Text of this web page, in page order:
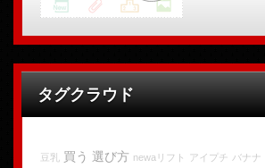
タグクラウド
豆乳 買う 選び方 newaリフト アイプチ バナナ